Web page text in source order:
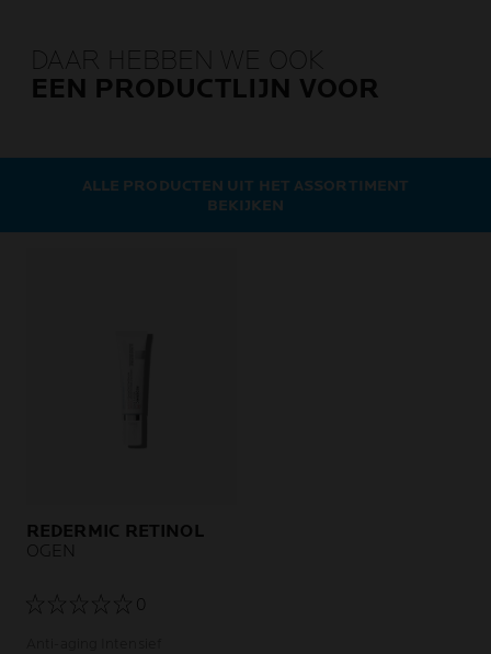
DAAR HEBBEN WE OOK
EEN PRODUCTLIJN VOOR
ALLE PRODUCTEN UIT HET ASSORTIMENT
BEKIJKEN
REDERMIC RETINOL
OGEN
0